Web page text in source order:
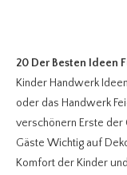
20 Der Besten Ideen
Kinder Handwerk
oder das Handwerk
verschönern Erste der
Gäste Wichtig auf
Komfort der Kinder